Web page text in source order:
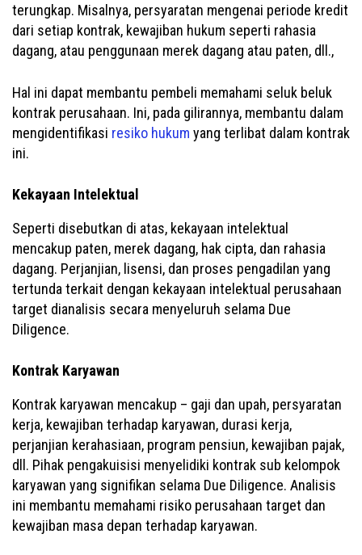
terungkap. Misalnya, persyaratan mengenai periode kredit
dari setiap kontrak, kewajiban hukum seperti rahasia
dagang, atau penggunaan merek dagang atau paten, dll.,
Hal ini dapat membantu pembeli memahami seluk beluk
kontrak perusahaan. Ini, pada gilirannya, membantu dalam
mengidentifikasi resiko hukum yang terlibat dalam kontrak
ini.
Kekayaan Intelektual
Seperti disebutkan di atas, kekayaan intelektual
mencakup paten, merek dagang, hak cipta, dan rahasia
dagang. Perjanjian, lisensi, dan proses pengadilan yang
tertunda terkait dengan kekayaan intelektual perusahaan
target dianalisis secara menyeluruh selama Due
Diligence.
Kontrak Karyawan
Kontrak karyawan mencakup – gaji dan upah, persyaratan
kerja, kewajiban terhadap karyawan, durasi kerja,
perjanjian kerahasiaan, program pensiun, kewajiban pajak,
dll. Pihak pengakuisisi menyelidiki kontrak sub kelompok
karyawan yang signifikan selama Due Diligence. Analisis
ini membantu memahami risiko perusahaan target dan
kewajiban masa depan terhadap karyawan.